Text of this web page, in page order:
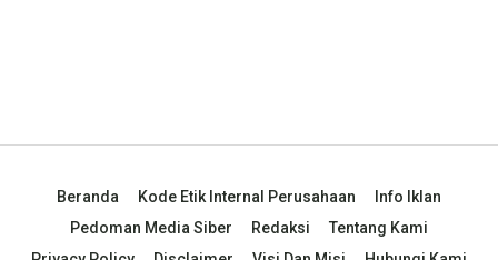
Beranda Kode Etik Internal Perusahaan
Info Iklan
Pedoman Media Siber
Redaksi
Tentang Kami